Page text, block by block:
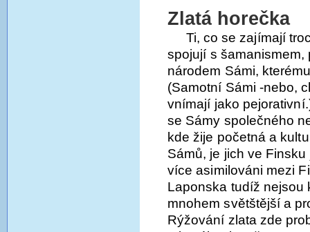
Zlatá horečka
Ti, co se zajímají
spojují s
národem Sámi,
(Samotní Sámi -nebo,
vnímají jako
se Sámy společného
kde žije početná a
Sámů, je jich ve
více asimilováni mezi
Laponska tudíž nejsou
mnohem světštější a
Rýžování zlata zde